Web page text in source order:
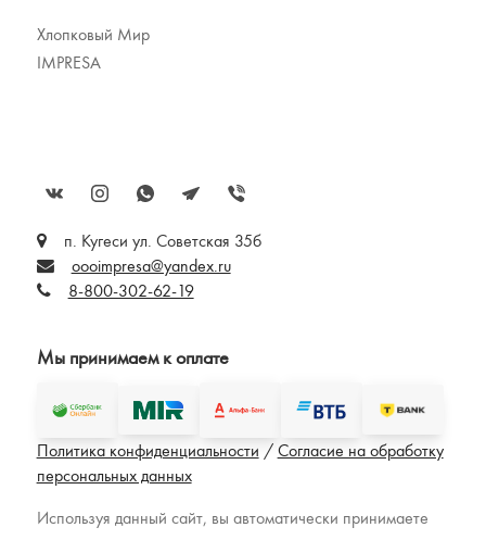
Хлопковый Мир
IMPRESA
Политика конфиденциальности /Согласие на обработку
персональных данных
Используя данный сайт, вы автоматически принимаете
п. Кугеси ул. Советская 35б
oooimpresa@yandex.ru
8-800-302-62-19
Мы принимаем к оплате